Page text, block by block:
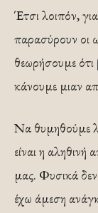
Έτσι λοιπόν,
παρασύρουν οι
θεωρήσουμε
κάνουμε μιαν
Να θυμηθούμε
είναι η
μας. Φυσικά
έχω άμεση